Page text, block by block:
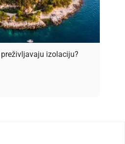
izolaciju?